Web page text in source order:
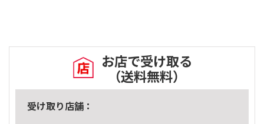
お店で受け取る
（送料無料）
受け取り店舗：